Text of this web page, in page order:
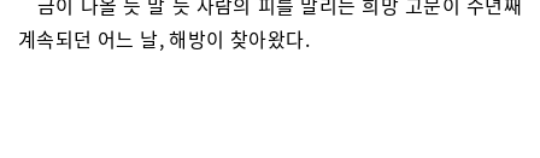
계속되던 어느 날, 해방이 찾아왔다.